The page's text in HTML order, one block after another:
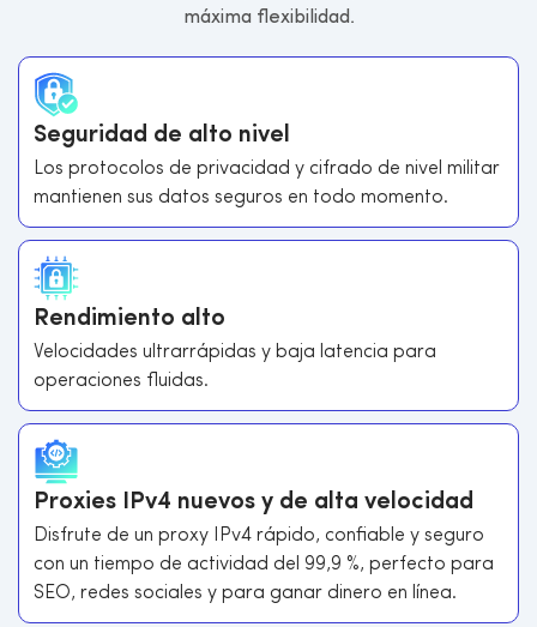
máxima flexibilidad.
Seguridad de alto nivel
Los protocolos de privacidad y cifrado de nivel militar
mantienen sus datos seguros en todo momento.
Rendimiento alto
Velocidades ultrarrápidas y baja latencia para
operaciones fluidas.
Proxies IPv4 nuevos y de alta velocidad
Disfrute de un proxy IPv4 rápido, confiable y seguro
con un tiempo de actividad del 99,9 %, perfecto para
SEO, redes sociales y para ganar dinero en línea.